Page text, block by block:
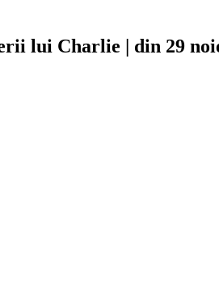
lui Charlie | din 29